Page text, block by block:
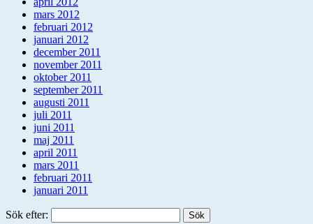
mars 2012
februari 2012
januari 2012
december 2011
november 2011
oktober 2011
september 2011
augusti 2011
juli 2011
juni 2011
maj 2011
april 2011
mars 2011
februari 2011
januari 2011
Sök efter: